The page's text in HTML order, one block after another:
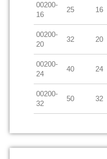
00200-
16
25 16
00200-
20
32 20
00200-
24
40 24
00200-
32
50 32